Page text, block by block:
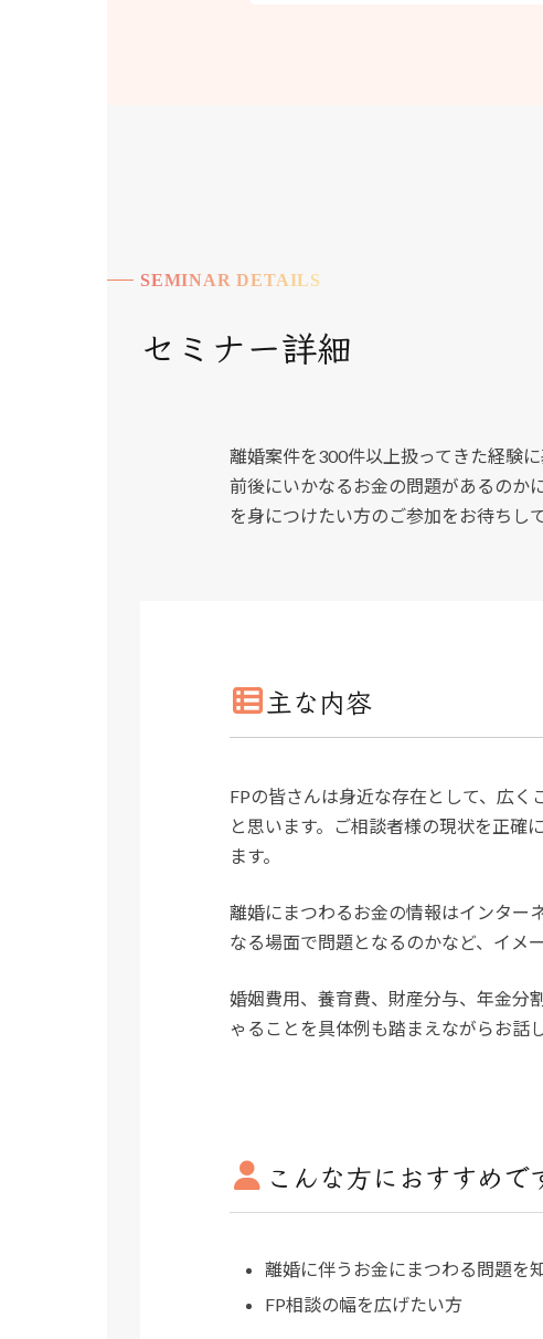
SEMINAR DETAILS
セミナー詳細
離婚案件を300件以上扱ってきた経験
前後にいかなるお金の問題があるのか
を身につけたい方のご参加をお待ちし
主な内容
FPの皆さんは身近な存在として、広
と思います。ご相談者様の現状を正確
ます。
離婚にまつわるお金の情報はインター
なる場面で問題となるのかなど、イメ
婚姻費用、養育費、財産分与、年金分
ゃることを具体例も踏まえながらお話
こんな方におすすめで
離婚に伴うお金にまつわる問題を
FP相談の幅を広げたい方